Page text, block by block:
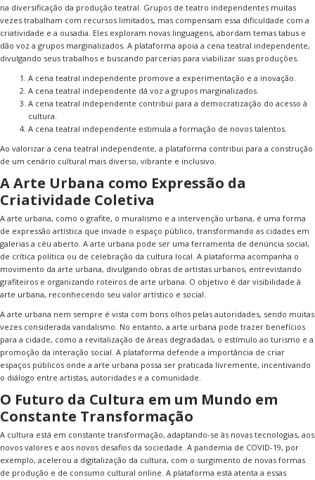
na diversificação da produção teatral. Grupos de teatro independentes muitas
vezes trabalham com recursos limitados, mas compensam essa dificuldade com a
criatividade e a ousadia. Eles exploram novas linguagens, abordam temas tabus e
dão voz a grupos marginalizados. A plataforma apoia a cena teatral independente,
divulgando seus trabalhos e buscando parcerias para viabilizar suas produções.
A cena teatral independente promove a experimentação e a inovação.
A cena teatral independente dá voz a grupos marginalizados.
A cena teatral independente contribui para a democratização do acesso à
cultura.
A cena teatral independente estimula a formação de novos talentos.
Ao valorizar a cena teatral independente, a plataforma contribui para a construção
de um cenário cultural mais diverso, vibrante e inclusivo.
A Arte Urbana como Expressão da
Criatividade Coletiva
A arte urbana, como o grafite, o muralismo e a intervenção urbana, é uma forma
de expressão artística que invade o espaço público, transformando as cidades em
galerias a céu aberto. A arte urbana pode ser uma ferramenta de denúncia social,
de crítica política ou de celebração da cultura local. A plataforma acompanha o
movimento da arte urbana, divulgando obras de artistas urbanos, entrevistando
grafiteiros e organizando roteiros de arte urbana. O objetivo é dar visibilidade à
arte urbana, reconhecendo seu valor artístico e social.
A arte urbana nem sempre é vista com bons olhos pelas autoridades, sendo muitas
vezes considerada vandalismo. No entanto, a arte urbana pode trazer benefícios
para a cidade, como a revitalização de áreas degradadas, o estímulo ao turismo e a
promoção da interação social. A plataforma defende a importância de criar
espaços públicos onde a arte urbana possa ser praticada livremente, incentivando
o diálogo entre artistas, autoridades e a comunidade.
O Futuro da Cultura em um Mundo em
Constante Transformação
A cultura está em constante transformação, adaptando-se às novas tecnologias, aos
novos valores e aos novos desafios da sociedade. A pandemia de COVID-19, por
exemplo, acelerou a digitalização da cultura, com o surgimento de novas formas
de produção e de consumo cultural online. A plataforma está atenta a essas